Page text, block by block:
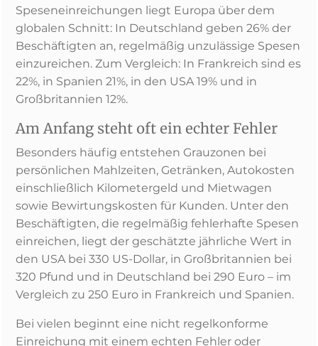
Speseneinreichungen liegt Europa über dem
globalen Schnitt: In Deutschland geben 26% der
Beschäftigten an, regelmäßig unzulässige Spesen
einzureichen. Zum Vergleich: In Frankreich sind es
22%, in Spanien 21%, in den USA 19% und in
Großbritannien 12%.
Am Anfang steht oft ein echter Fehler
Besonders häufig entstehen Grauzonen bei
persönlichen Mahlzeiten, Getränken, Autokosten
einschließlich Kilometergeld und Mietwagen
sowie Bewirtungskosten für Kunden. Unter den
Beschäftigten, die regelmäßig fehlerhafte Spesen
einreichen, liegt der geschätzte jährliche Wert in
den USA bei 330 US-Dollar, in Großbritannien bei
320 Pfund und in Deutschland bei 290 Euro – im
Vergleich zu 250 Euro in Frankreich und Spanien.
Bei vielen beginnt eine nicht regelkonforme
Einreichung mit einem echten Fehler oder